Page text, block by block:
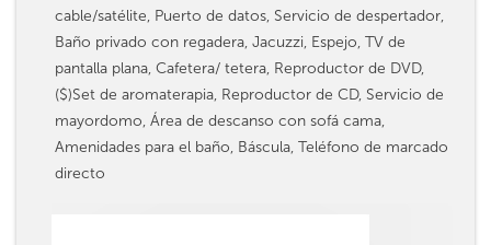
cable/satélite, Puerto de datos, Servicio de despertador,
Baño privado con regadera, Jacuzzi, Espejo, TV de
pantalla plana, Cafetera/ tetera, Reproductor de DVD,
($)Set de aromaterapia, Reproductor de CD, Servicio de
mayordomo, Área de descanso con sofá cama,
Amenidades para el baño, Báscula, Teléfono de marcado
directo